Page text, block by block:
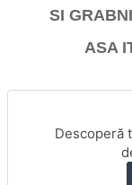
SI
ASA
Descoperă